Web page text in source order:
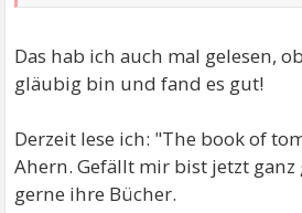
Das hab ich auch mal gelesen,
gläubig bin und fand es gut!
Derzeit lese ich: "The book of
Ahern. Gefällt mir bist jetzt ganz
gerne ihre Bücher.